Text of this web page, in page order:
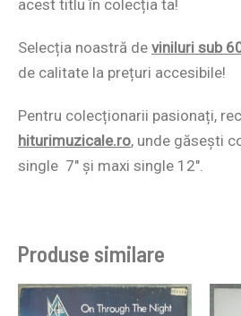
acest titlu în colecția ta!
Selecția noastră de viniluri sub
de calitate la prețuri accesibile!
Pentru colecționarii pasionați,
hiturimuzicale.ro, unde găsești
single 7″ și maxi single 12″.
Produse similare